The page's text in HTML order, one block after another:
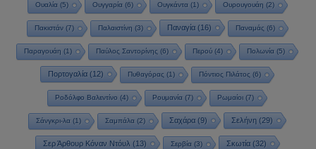
Ουαλία(5) Ουγγαρία(6) Ουγκάντα(1) Ουρουγουάη (2)
Πακιστάν(7) Παλαιστίνη (3) Παναγία(16) Παναμάς (6)
Παραγουάη (1) Παύλος Σαντορίνης (6) Περού (4) Πολωνία (5)
Πορτογαλία (12) Πυθαγόρας (1) Πόντιος Πιλάτος (6)
Ροδόλφο Βαλεντίνο (4) Ρουμανία (7) Ρωμαίοι (7)
Σάνγκρι-λα (1) Σαμπάλα (2) Σαχάρα (9) Σελήνη (29)
Σερ Άρθουρ Κόναν Ντόυλ (13) Σερβία(3) Σκωτία(32)